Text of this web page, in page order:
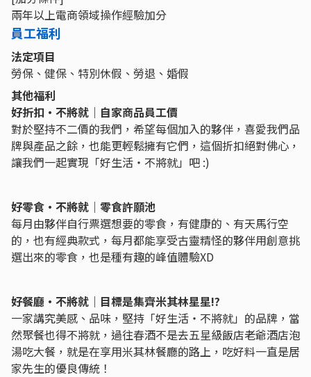
兩年以上電商領域操作經驗加分
員工福利
法定項目
勞保、健保、特別休假、勞退、婚假
其他福利
好折扣・不將就｜自家商品員工價
對於堅持不二價的我們，希望每個加入的夥伴，喜愛我們品
牌與產品之餘，也能更輕鬆擁有它們，這個折扣絕對佛心，
讓我們一起實現「好生活・不將就」吧 :)
好零食・不將就｜零食許願池
每月由夥伴自行票選想要的零食，有健康的、有天馬行空
的，也有經典款式，每月都能享受古靈精怪的夥伴用創意挑
選出來的零食，也是種有趣的峰值體驗XD
好餐廳・不將就｜目標是集齊米其林星星!?
一家講究美感、品味，堅持「好生活・不將就」的品牌，當
然聚餐也得不將就，過往春酒不是去五星級飯店老爺酒店泡
湯吃大餐，就是在享用米其林餐廳的路上，吃好料一直是居
家先生的優良傳統！